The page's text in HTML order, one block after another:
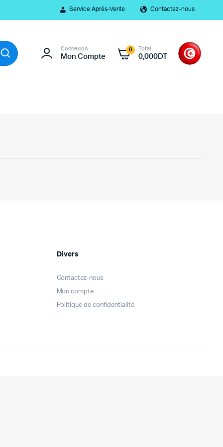
Service Après-Vente Contactez-nous
Connexion
Mon Compte
0 Total
0,000 DT
Divers
Contactez-nous
Mon compte
Politique de confidentialité